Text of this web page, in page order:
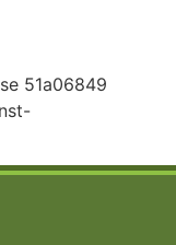
51a06849